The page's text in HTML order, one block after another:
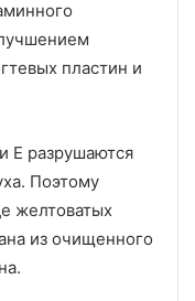
пластин и
Е разрушаются
Поэтому
желтоватых
из очищенного